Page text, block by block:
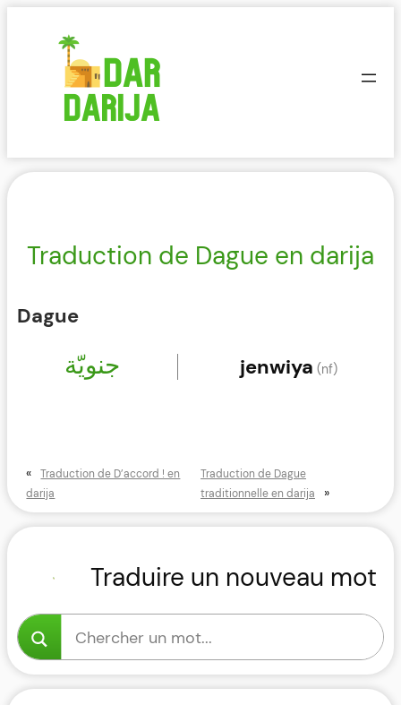
Traduction de Dague en darija
Dague
جنويّة jenwiya (nf)
«
Traduction de D’accord ! en
darija
Traduction de Dague
traditionnelle en darija
»
Traduire un nouveau mot